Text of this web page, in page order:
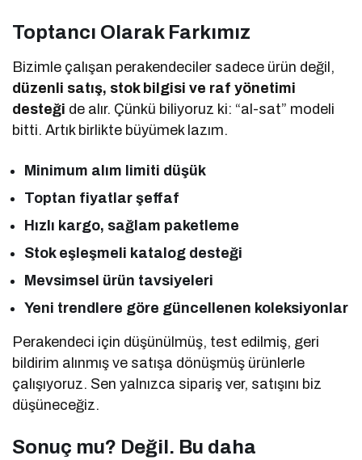
Toptancı Olarak Farkımız
Bizimle çalışan perakendeciler sadece ürün değil,
düzenli satış, stok bilgisi ve raf yönetimi
desteği de alır. Çünkü biliyoruz ki: “al-sat” modeli
bitti. Artık birlikte büyümek lazım.
Minimum alım limiti düşük
Toptan fiyatlar şeffaf
Hızlı kargo, sağlam paketleme
Stok eşleşmeli katalog desteği
Mevsimsel ürün tavsiyeleri
Yeni trendlere göre güncellenen koleksiyonlar
Perakendeci için düşünülmüş, test edilmiş, geri
bildirim alınmış ve satışa dönüşmüş ürünlerle
çalışıyoruz. Sen yalnızca sipariş ver, satışını biz
düşüneceğiz.
Sonuç mu? Değil. Bu daha